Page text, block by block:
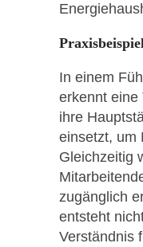
In einem
erkennt eine
ihre
einsetzt, um
Gleichzeitig
zugänglich
entsteht
Verständnis